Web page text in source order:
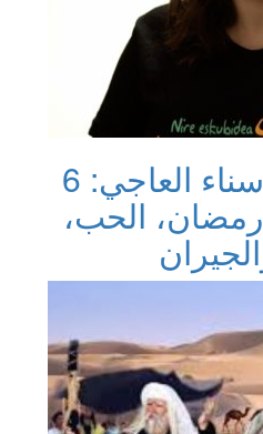
Marayana TV: سناء العاجي: 6
الحب،